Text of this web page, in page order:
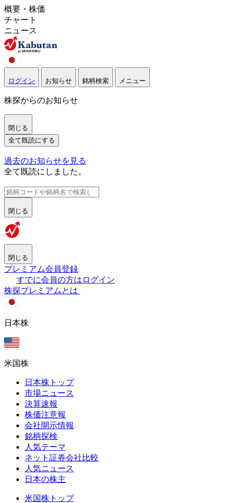
概要・株価
チャート
ニュース
ログイン お知らせ 銘柄検索 メニュー
株探からのお知らせ
閉じる
全て既読にする
過去のお知らせを見る
全て既読にしました。
閉じる
閉じる
プレミアム会員登録
すでに会員の方はログイン
株探プレミアムとは
日本株
米国株
日本株トップ
市場ニュース
決算速報
株価注意報
会社開示情報
銘柄探検
人気テーマ
ネット証券会社比較
人気ニュース
日本の株主
米国株トップ